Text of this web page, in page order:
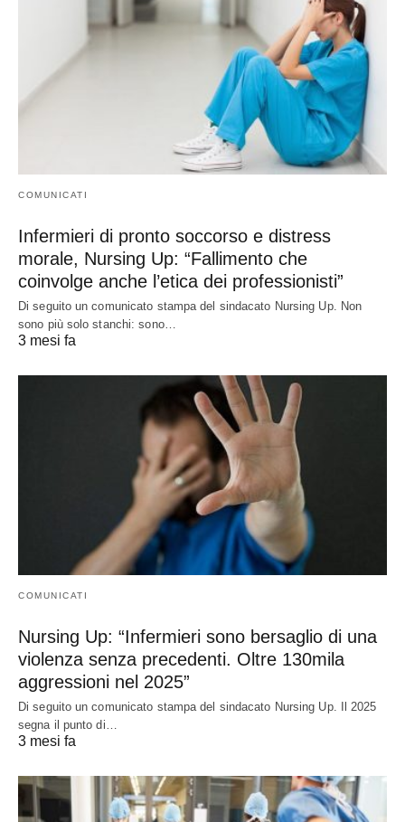
COMUNICATI
Infermieri di pronto soccorso e distress
morale, Nursing Up: “Fallimento che
coinvolge anche l’etica dei professionisti”
Di seguito un comunicato stampa del sindacato Nursing Up. Non
sono più solo stanchi: sono…
3 mesi fa
COMUNICATI
Nursing Up: “Infermieri sono bersaglio di una
violenza senza precedenti. Oltre 130mila
aggressioni nel 2025”
Di seguito un comunicato stampa del sindacato Nursing Up. Il 2025
segna il punto di…
3 mesi fa